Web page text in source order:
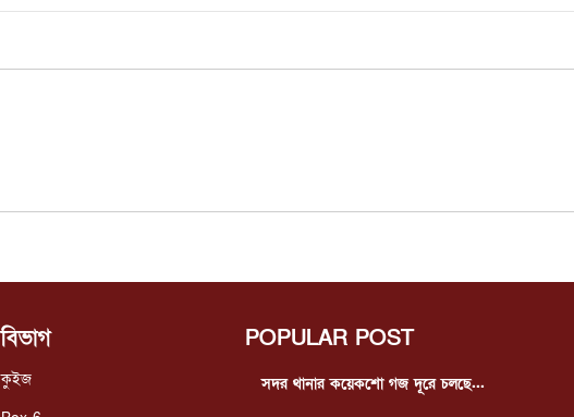
বিভাগ
কুইজ
POPULAR POST
সদর থানার কয়েকশো গজ দূরে চলছে...